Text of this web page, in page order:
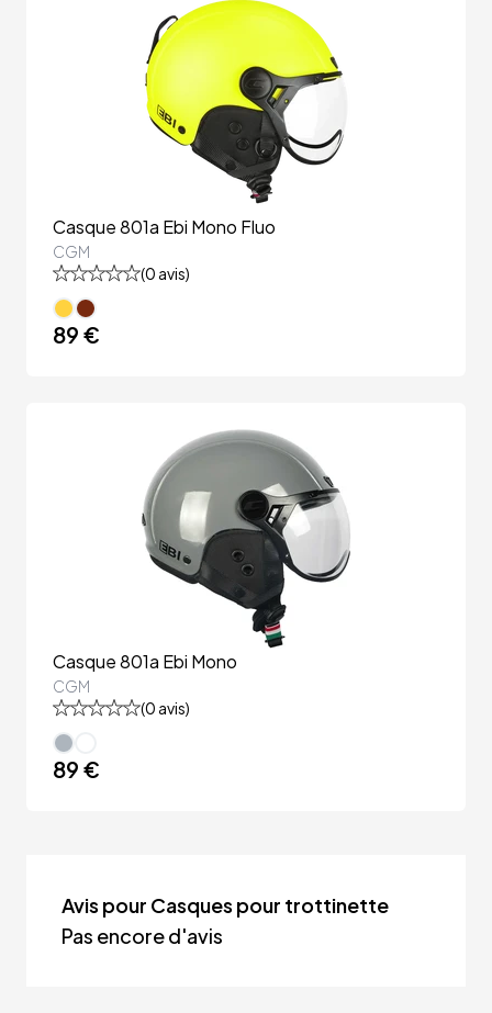
Casque 801a Ebi Mono Fluo
CGM
(0 avis)
89 €
Casque 801a Ebi Mono
CGM
(0 avis)
89 €
Avis pour Casques pour trottinette
Pas encore d'avis